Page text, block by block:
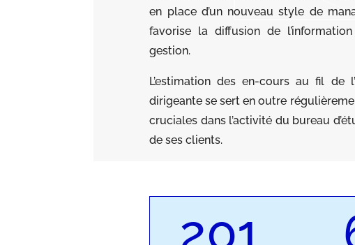
en place d’un nouveau style de
favorise la diffusion de
gestion.
L’estimation des en-cours au fil de
dirigeante se sert en outre
cruciales dans l’activité du bureau
de ses clients.
201